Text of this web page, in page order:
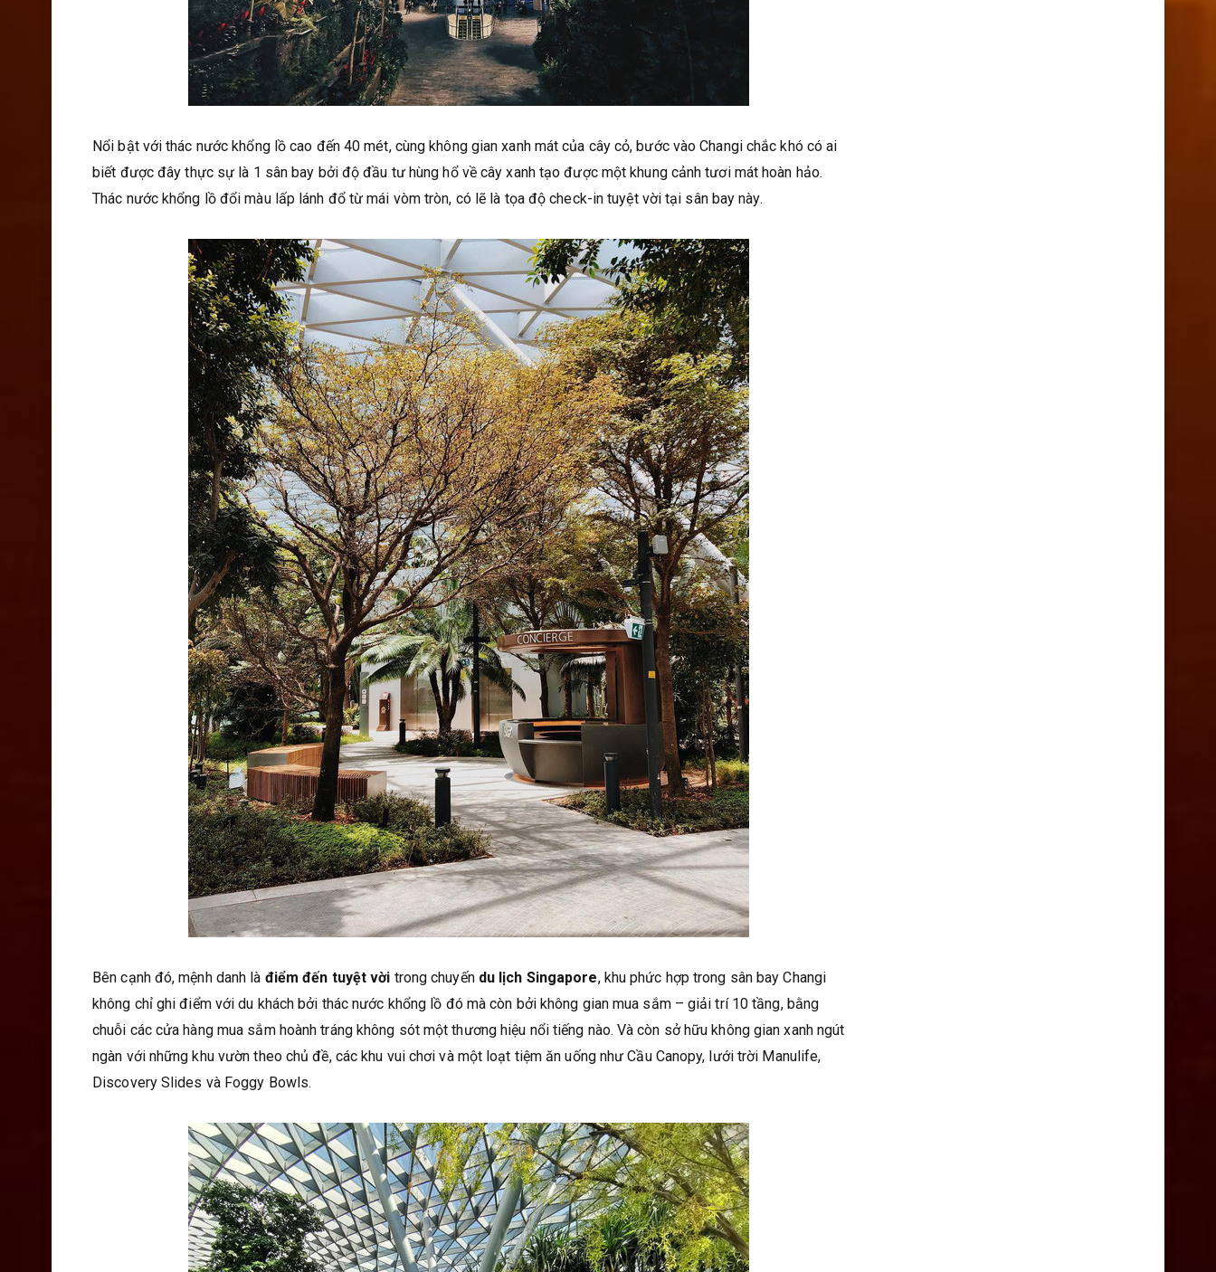
Nổi bật với thác nước khổng lồ cao đến 40 mét, cùng không gian xanh mát của cây cỏ, bước vào Changi chắc khó có ai
biết được đây thực sự là 1 sân bay bởi độ đầu tư hùng hổ về cây xanh tạo được một khung cảnh tươi mát hoàn hảo.
Thác nước khổng lồ đổi màu lấp lánh đổ từ mái vòm tròn, có lẽ là tọa độ check-in tuyệt vời tại sân bay này.
Bên cạnh đó, mệnh danh là điểm đến tuyệt vời trong chuyếndu lịch Singapore, khu phức hợp trong sân bay Changi
không chỉ ghi điểm với du khách bởi thác nước khổng lồ đó mà còn bởi không gian mua sắm – giải trí 10 tầng, bằng
chuỗi các cửa hàng mua sắm hoành tráng không sót một thương hiệu nổi tiếng nào. Và còn sở hữu không gian xanh ngút
ngàn với những khu vườn theo chủ đề, các khu vui chơi và một loạt tiệm ăn uống như Cầu Canopy, lưới trời Manulife,
Discovery Slides và Foggy Bowls.